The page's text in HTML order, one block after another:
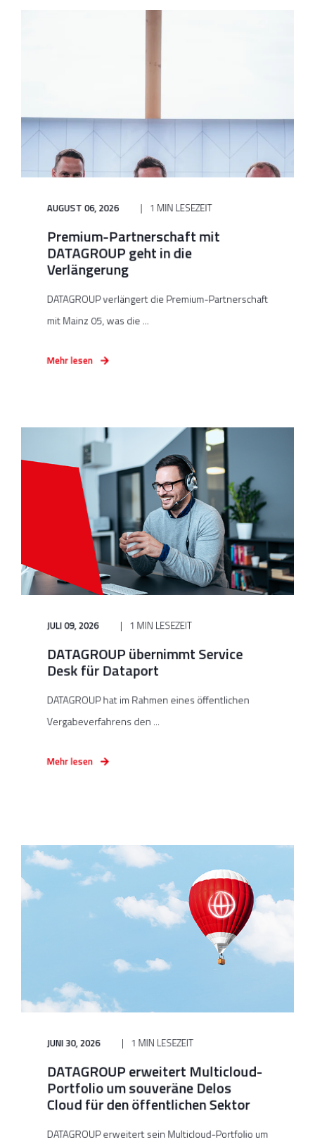
AUGUST 06, 2026 1 MIN LESEZEIT
Premium-Partnerschaft mit
DATAGROUP geht in die
Verlängerung
DATAGROUP verlängert die Premium-Partnerschaft
mit Mainz 05, was die ...
Mehr lesen
JULI 09, 2026 1 MIN LESEZEIT
DATAGROUP übernimmt Service
Desk für Dataport
DATAGROUP hat im Rahmen eines öffentlichen
Vergabeverfahrens den ...
Mehr lesen
JUNI 30, 2026 1 MIN LESEZEIT
DATAGROUP erweitert Multicloud-
Portfolio um souveräne Delos
Cloud für den öffentlichen Sektor
DATAGROUP erweitert sein Multicloud-Portfolio um